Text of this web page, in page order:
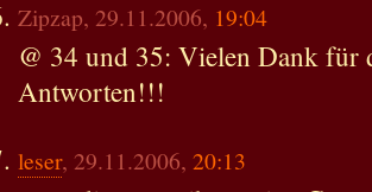
Zipzap, 29.11.2006, 19:04
@ 34 und 35: Vielen Dank für
Antworten!!!
leser, 29.11.2006, 20:13